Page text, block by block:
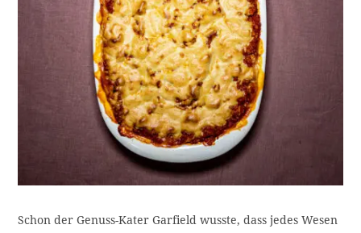
Schon der Genuss-Kater Garfield wusste, dass jedes Wesen